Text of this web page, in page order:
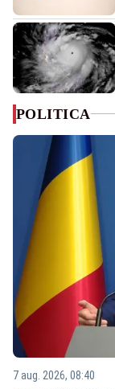
POLITICA
7 aug. 2026, 08:40